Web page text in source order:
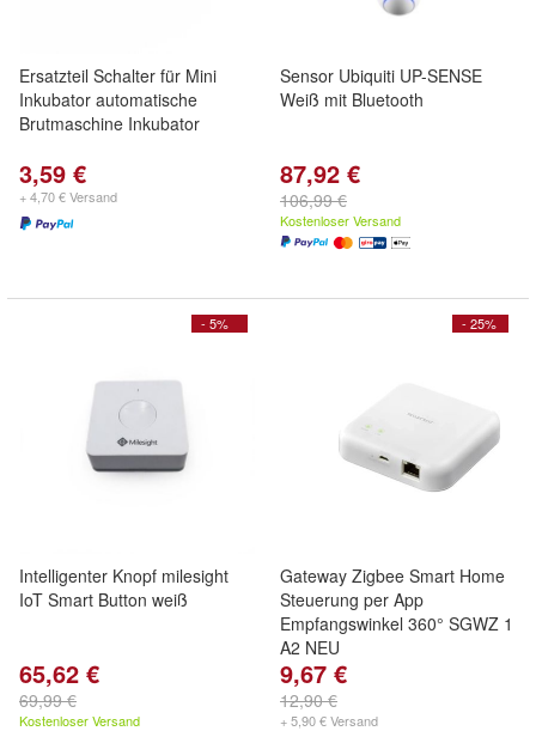
Ersatzteil Schalter für Mini
Inkubator automatische
Brutmaschine Inkubator
3,59 €
+ 4,70 € Versand
Sensor Ubiquiti UP-SENSE
Weiß mit Bluetooth
87,92 €
106,99 €
Kostenloser Versand
- 5%
Intelligenter Knopf milesight
IoT Smart Button weiß
65,62 €
69,99 €
Kostenloser Versand
- 25%
Gateway Zigbee Smart Home
Steuerung per App
Empfangswinkel 360° SGWZ 1
A2 NEU
9,67 €
12,90 €
+ 5,90 € Versand